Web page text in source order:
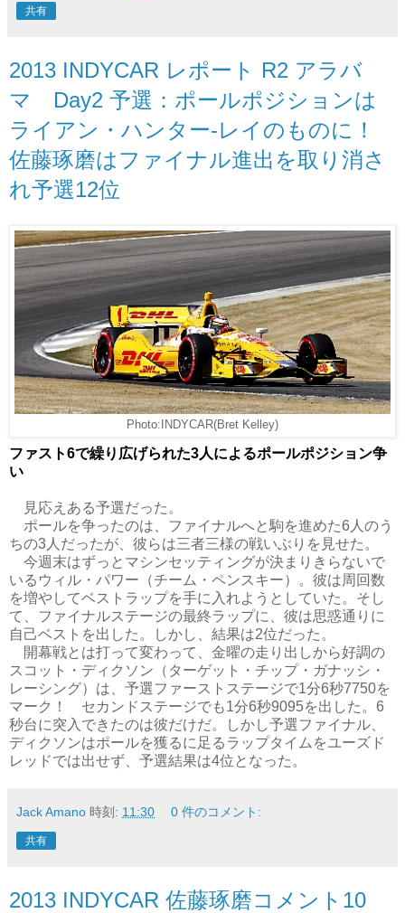
共有
2013 INDYCAR レポート R2 アラバ
マ Day2 予選：ポールポジションは
ライアン・ハンター-レイのものに！
佐藤琢磨はファイナル進出を取り消さ
れ予選12位
Photo:INDYCAR(Bret Kelley)
ファスト6で繰り広げられた3人によるポールポジション争
い
見応えある予選だった。
ポールを争ったのは、ファイナルへと駒を進めた6人のう
ちの3人だったが、彼らは三者三様の戦いぶりを見せた。
今週末はずっとマシンセッティングが決まりきらないで
いるウィル・パワー（チーム・ペンスキー）。彼は周回数
を増やしてベストラップを手に入れようとしていた。そし
て、ファイナルステージの最終ラップに、彼は思惑通りに
自己ベストを出した。しかし、結果は2位だった。
開幕戦とは打って変わって、金曜の走り出しから好調の
スコット・ディクソン（ターゲット・チップ・ガナッシ・
レーシング）は、予選ファーストステージで1分6秒7750を
マーク！ セカンドステージでも1分6秒9095を出した。6
秒台に突入できたのは彼だけだ。しかし予選ファイナル、
ディクソンはポールを獲るに足るラップタイムをユーズド
レッドでは出せず、予選結果は4位となった。
Jack Amano 時刻: 11:30 0 件のコメント:
共有
2013 INDYCAR 佐藤琢磨コメント10